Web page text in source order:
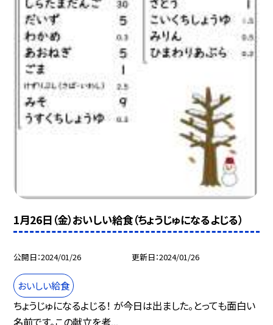
1月26日（金）おいしい給食（ちょうじゅになるよじる）
公開日 2024/01/26 更新日 2024/01/26
おいしい給食
ちょうじゅになるよじる！ が今日は出ました。とっても面白い
名前です。この献立を考...